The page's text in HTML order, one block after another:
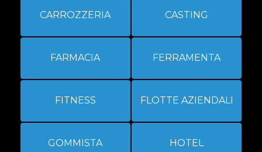
CARROZZERIA CASTING
FARMACIA FERRAMENTA
FITNESS FLOTTE AZIENDALI
GOMMISTA HOTEL